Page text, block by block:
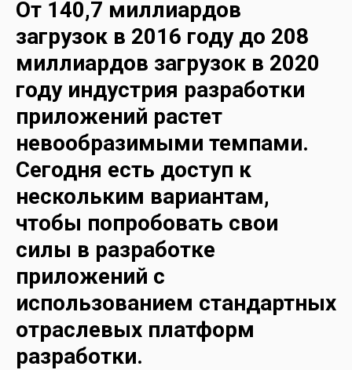
От 140,7 миллиардов
загрузок в 2016 году до 208
миллиардов загрузок в 2020
году индустрия разработки
приложений растет
невообразимыми темпами.
Сегодня есть доступ к
нескольким вариантам,
чтобы попробовать свои
силы в разработке
приложений с
использованием стандартных
отраслевых платформ
разработки.